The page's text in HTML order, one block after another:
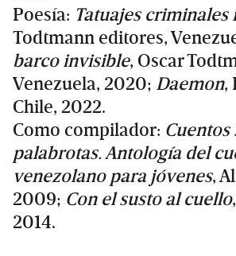
Poesía: Tatuajes criminales
Todtmann editores,
barco invisible, Oscar
Venezuela, 2020; Daemon,
Chile, 2022.
Como compilador: Cuentos
palabrotas. Antología del
venezolano para jóvenes,
2009; Con el susto al cuello
2014.